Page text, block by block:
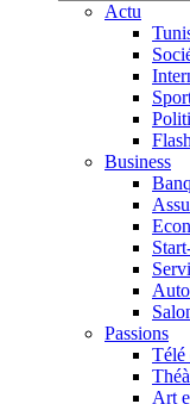
Actu
Business
Passions
Télé
Art